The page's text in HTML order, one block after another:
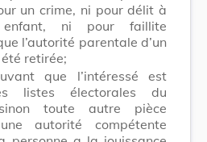
un crime, ni pour délit à
enfant, ni pour faillite
l’autorité parentale d’un
retirée;
que l’intéressé est
listes électorales du
toute autre pièce
autorité compétente